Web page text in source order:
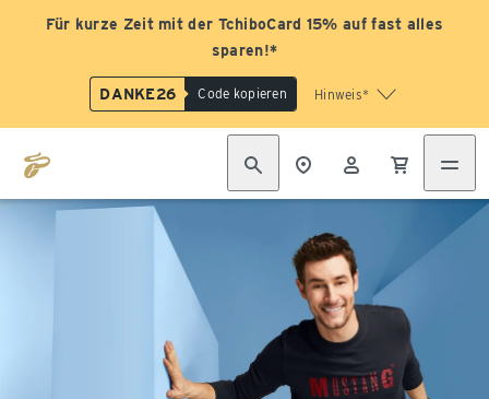
Für kurze Zeit mit der TchiboCard 15% auf fast alles
sparen!*
DANKE26 Code kopieren Hinweis*